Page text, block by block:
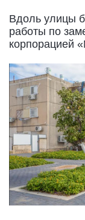
Вдоль улицы
работы по
корпорацией